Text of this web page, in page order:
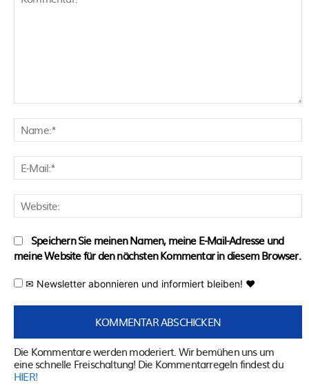
Speichern Sie meinen Namen, meine E-Mail-Adresse und
meine Website für den nächsten Kommentar in diesem Browser.
✉ Newsletter abonnieren und informiert bleiben! ♥
Die Kommentare werden moderiert. Wir bemühen uns um
eine schnelle Freischaltung! Die Kommentarregeln findest du
HIER!